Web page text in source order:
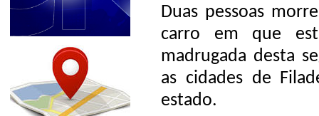
Duas pessoas
carro em que
madrugada desta
as cidades de
estado.